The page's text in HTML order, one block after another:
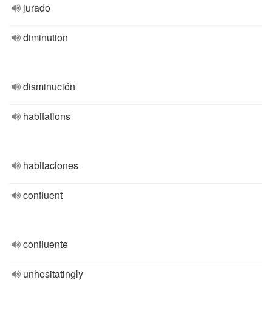
jurado
diminution
disminución
habitations
habitaciones
confluent
confluente
unhesitatingly